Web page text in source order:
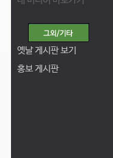
옛날 게시판 보기
홍보 게시판